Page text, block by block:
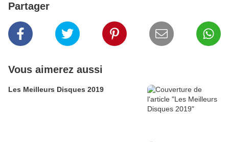
Partager
Vous aimerez aussi
Les Meilleurs Disques 2019